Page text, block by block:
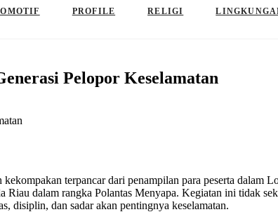
PROFILE RELIGI
Pelopor Keselamatan
terpancar dari penampilan para peserta dalam
dalam rangka Polantas Menyapa. Kegiatan ini tidak
disiplin, dan sadar akan pentingnya keselamatan.